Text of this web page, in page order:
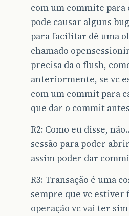
com um commite para
pode causar alguns
para facilitar dê uma
chamado
precisa da o flush,
anteriormente, se vc
com um commit para
que dar o commit
R2: Como eu disse,
sessão para poder
assim poder dar
R3: Transação é uma
sempre que vc estiver
operação vc vai ter